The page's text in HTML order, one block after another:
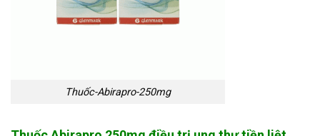
Thuốc-Abirapro-250mg